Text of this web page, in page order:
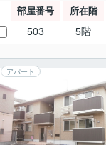
部屋番号 所在階
503 5階
アパート